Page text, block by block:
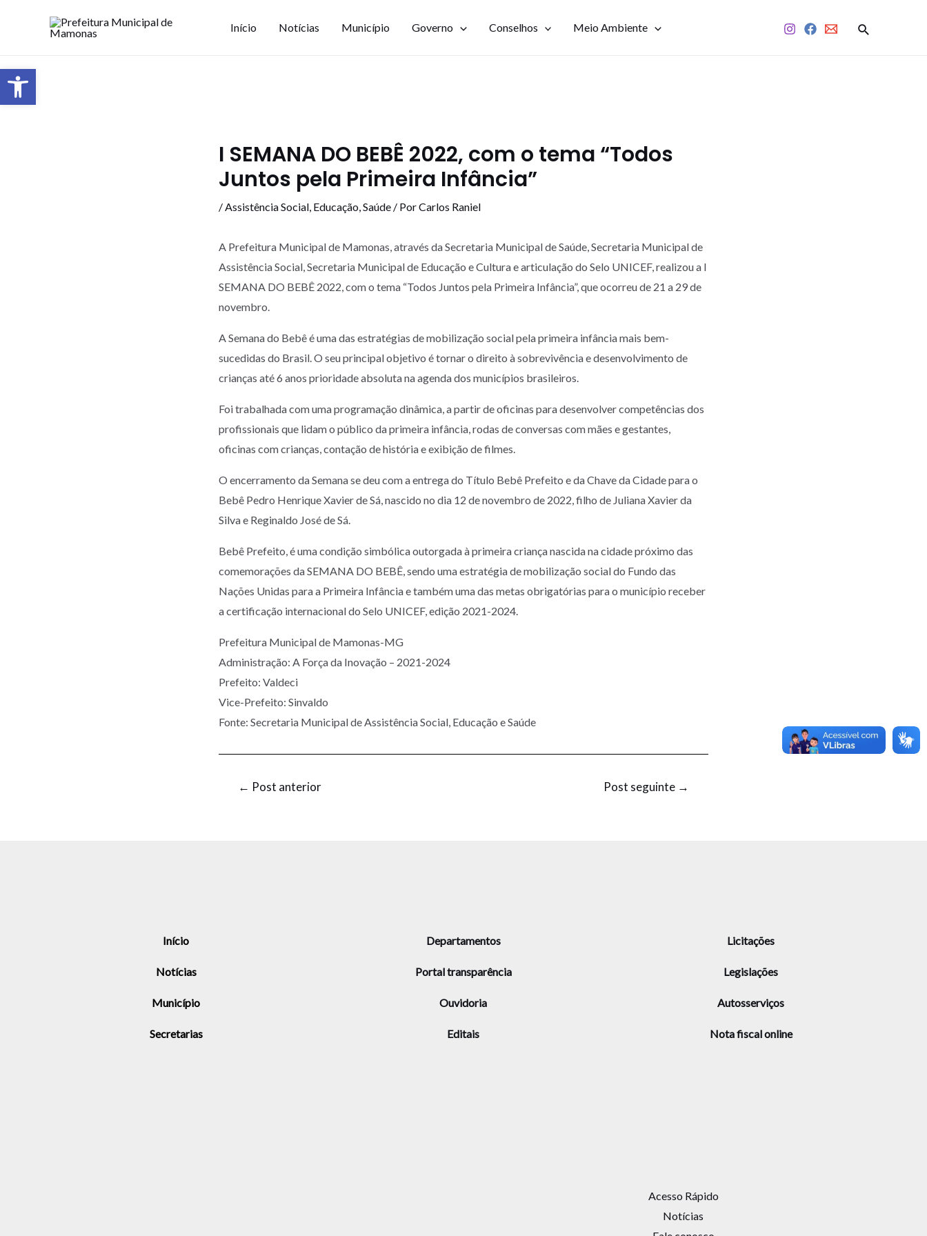
Início Notícias Município Governo Conselhos Meio Ambiente
I SEMANA DO BEBÊ 2022, com o tema “Todos
Juntos pela Primeira Infância”
/Assistência Social, Educação,Saúde / PorCarlos Raniel
A Prefeitura Municipal de Mamonas, através da Secretaria Municipal de Saúde, Secretaria Municipal de
Assistência Social, Secretaria Municipal de Educação e Cultura e articulação do Selo UNICEF, realizou a I
SEMANA DO BEBÊ 2022, com o tema “Todos Juntos pela Primeira Infância”, que ocorreu de 21 a 29 de
novembro.
A Semana do Bebê é uma das estratégias de mobilização social pela primeira infância mais bem-
sucedidas do Brasil. O seu principal objetivo é tornar o direito à sobrevivência e desenvolvimento de
crianças até 6 anos prioridade absoluta na agenda dos municípios brasileiros.
Foi trabalhada com uma programação dinâmica, a partir de oficinas para desenvolver competências dos
profissionais que lidam o público da primeira infância, rodas de conversas com mães e gestantes,
oficinas com crianças, contação de história e exibição de filmes.
O encerramento da Semana se deu com a entrega do Título Bebê Prefeito e da Chave da Cidade para o
Bebê Pedro Henrique Xavier de Sá, nascido no dia 12 de novembro de 2022, filho de Juliana Xavier da
Silva e Reginaldo José de Sá.
Bebê Prefeito, é uma condição simbólica outorgada à primeira criança nascida na cidade próximo das
comemorações da SEMANA DO BEBÊ, sendo uma estratégia de mobilização social do Fundo das
Nações Unidas para a Primeira Infância e também uma das metas obrigatórias para o município receber
a certificação internacional do Selo UNICEF, edição 2021-2024.
Prefeitura Municipal de Mamonas-MG
Administração: A Força da Inovação – 2021-2024
Prefeito: Valdeci
Vice-Prefeito: Sinvaldo
Fonte: Secretaria Municipal de Assistência Social, Educação e Saúde
← Post anterior Post seguinte →
Início
Notícias
Município
Secretarias
Departamentos
Portal transparência
Ouvidoria
Editais
Licitações
Legislações
Autosserviços
Nota fiscal online
Acesso Rápido
Notícias
Barra de Ferramentas Aberta